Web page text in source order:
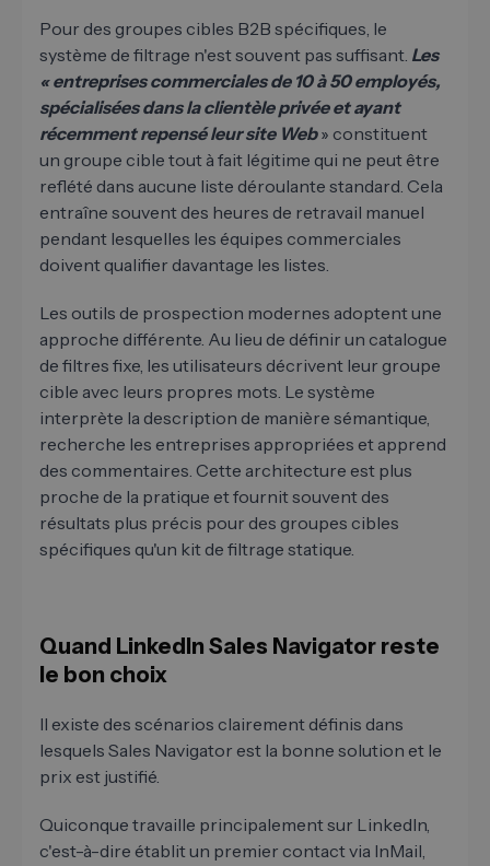
Pour des groupes cibles B2B spécifiques, le
système de filtrage n'est souvent pas suffisant. Les
« entreprises commerciales de 10 à 50 employés,
spécialisées dans la clientèle privée et ayant
récemment repensé leur site Web» constituent
un groupe cible tout à fait légitime qui ne peut être
reflété dans aucune liste déroulante standard. Cela
entraîne souvent des heures de retravail manuel
pendant lesquelles les équipes commerciales
doivent qualifier davantage les listes.
Les outils de prospection modernes adoptent une
approche différente. Au lieu de définir un catalogue
de filtres fixe, les utilisateurs décrivent leur groupe
cible avec leurs propres mots. Le système
interprète la description de manière sémantique,
recherche les entreprises appropriées et apprend
des commentaires. Cette architecture est plus
proche de la pratique et fournit souvent des
résultats plus précis pour des groupes cibles
spécifiques qu'un kit de filtrage statique.
Quand LinkedIn Sales Navigator reste
le bon choix
Il existe des scénarios clairement définis dans
lesquels Sales Navigator est la bonne solution et le
prix est justifié.
Quiconque travaille principalement sur LinkedIn,
c'est-à-dire établit un premier contact via InMail,